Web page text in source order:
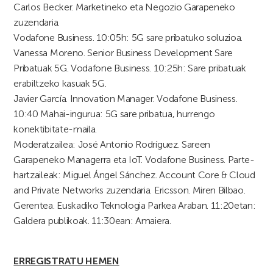
Carlos Becker. Marketineko eta Negozio Garapeneko
zuzendaria.
Vodafone Business. 10:05h: 5G sare pribatuko soluzioa.
Vanessa Moreno. Senior Business Development Sare
Pribatuak 5G. Vodafone Business. 10:25h: Sare pribatuak
erabiltzeko kasuak 5G.
Javier García. Innovation Manager. Vodafone Business.
10:40 Mahai-ingurua: 5G sare pribatua, hurrengo
konektibitate-maila.
Moderatzailea: José Antonio Rodríguez. Sareen
Garapeneko Managerra eta IoT. Vodafone Business. Parte-
hartzaileak: Miguel Ángel Sánchez. Account Core & Cloud
and Private Networks zuzendaria. Ericsson. Miren Bilbao.
Gerentea. Euskadiko Teknologia Parkea Araban. 11:20etan:
Galdera publikoak. 11:30ean: Amaiera.
ERREGISTRATU HEMEN